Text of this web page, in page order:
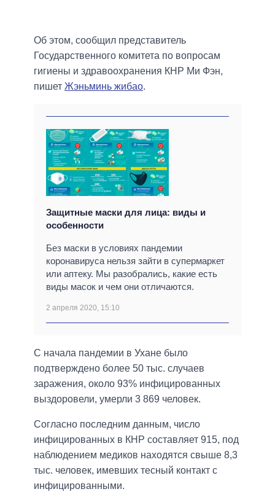
Об этом, сообщил представитель
Государственного комитета по вопросам
гигиены и здравоохранения КНР Ми Фэн,
пишет Жэньминь жибао.
Защитные маски для лица: виды и
особенности
Без маски в условиях пандемии
коронавируса нельзя зайти в супермаркет
или аптеку. Мы разобрались, какие есть
виды масок и чем они отличаются.
2 апреля 2020, 15:10
С начала пандемии в Ухане было
подтверждено более 50 тыс. случаев
заражения, около 93% инфицированных
выздоровели, умерли 3 869 человек.
Согласно последним данным, число
инфицированных в КНР составляет 915, под
наблюдением медиков находятся свыше 8,3
тыс. человек, имевших тесный контакт с
инфицированными.